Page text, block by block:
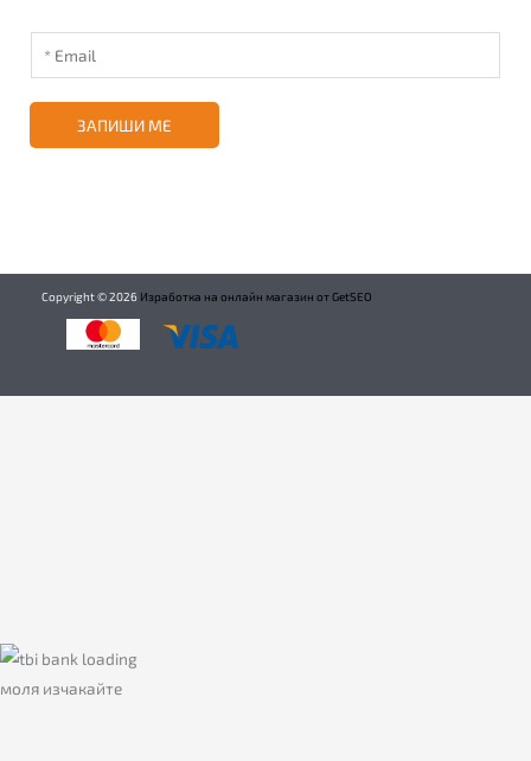
ЗАПИШИ МЕ
Copyright ©2026 Изработка на онлайн магазин от GetSEO
моля изчакайте